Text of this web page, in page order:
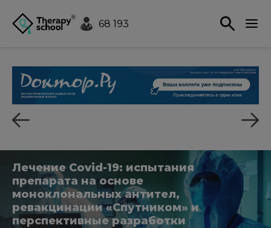
68 193
Лечение Сovid-19: испытания
препарата на основе
моноклональных антител,
ревакцинации «Спутником» и
перспективные разработки